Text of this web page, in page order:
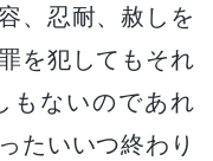
、忍耐、赦しを
を犯してもそれ
もないのであれ
たいいつ終わり